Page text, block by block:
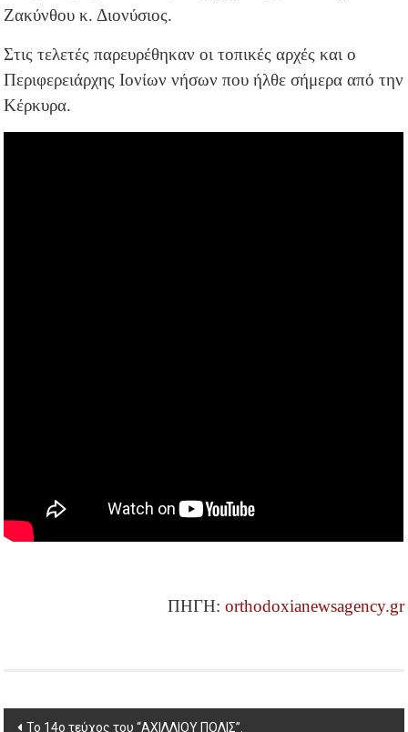
Ζακύνθου κ. Διονύσιος.
Στις τελετές παρευρέθηκαν οι τοπικές αρχές και ο
Περιφερειάρχης Ιονίων νήσων που ήλθε σήμερα από την
Κέρκυρα.
ΠΗΓΗ: orthodoxianewsagency.gr
Post
Το 14ο τεύχος του “ΑΧΙΛΛΙΟΥ ΠΟΛΙΣ”.